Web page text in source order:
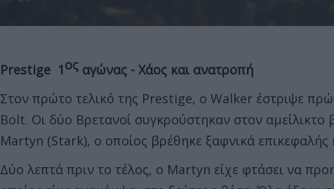
Prestige 1ος αγώνας - Χάος και ανατροπή
Στον πρώτο τελικό της Prestige, ο Walker έστριψε
Bolt. Οι δύο Βρετανοί συγκρούστηκαν στον
Martyn (Stark), ο οποίος βρέθηκε ξαφνικά επικεφαλής
Δύο λεπτά πριν το τέλος, ο Martyn είχε φτάσει να